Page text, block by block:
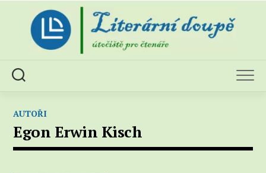
content
AUTOŘI
Egon Erwin Kisch